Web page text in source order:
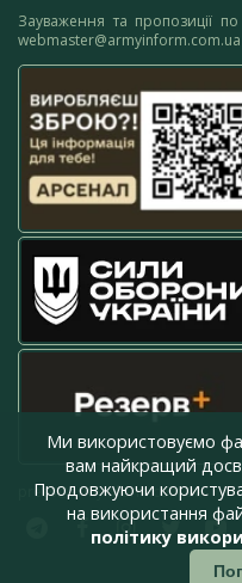
Зауваження та пропозиції
webmaster@armyinform.com.ua
press@armyinform.com.ua
Ми використовуємо
вам найкращий
Продовжуючи
на використання
політику